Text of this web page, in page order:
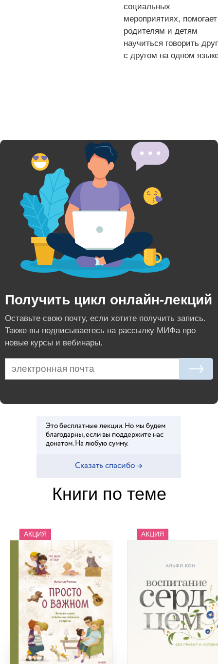
социальных
мероприятиях, помогает
родителям и детям
научиться говорить друг
с другом на одном
Получить цикл онлайн-лекций
Оставьте свою почту, если хотите получить запись.
Также вы подписываетесь на рассылку МИФа про
новые курсы и вебинары.
Это бесплатные лекции. Но мы будем
благодарны, если вы поддержите нас
донатом. На любую сумму.
Сказать спасибо →
Книги по теме
АКЦИЯ АКЦИЯ